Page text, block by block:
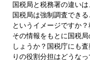
国税局と税務署の違い
国税局は強制調査でき
というイメージですか
その情報をもとに国税
しょうか？国税庁にも
りの役割分担はどうな